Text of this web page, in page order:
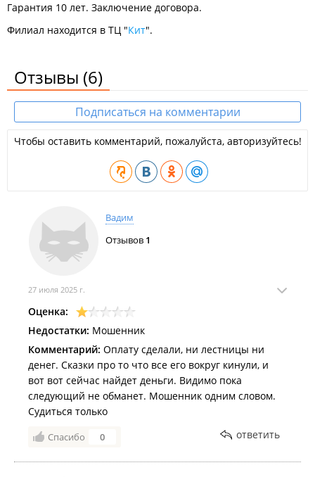
Гарантия 10 лет. Заключение договора.
Филиал находится в ТЦ "Кит".
Отзывы (6)
Подписаться на комментарии
Чтобы оставить комментарий, пожалуйста, авторизуйтесь!
Вадим
Отзывов 1
27 июля 2025 г.
Оценка:
Недостатки: Мошенник
Комментарий: Оплату сделали, ни лестницы ни
денег. Сказки про то что все его вокруг кинули, и
вот вот сейчас найдет деньги. Видимо пока
следующий не обманет. Мошенник одним словом.
Судиться только
Спасибо 0 ответить